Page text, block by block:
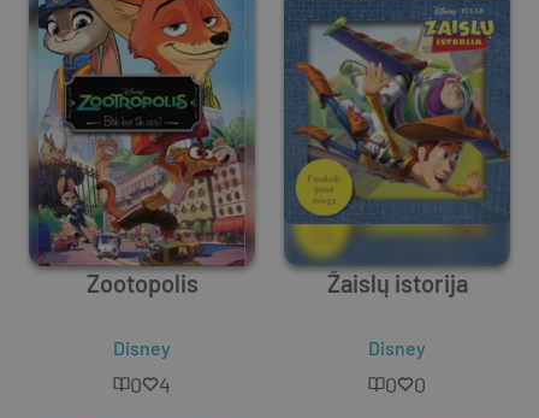
Zootopolis
Disney
0 4
Žaislų istorija
Disney
0 0